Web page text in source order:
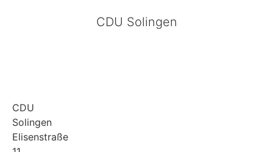
CDU Solingen
CDU
Solingen
Elisenstraße